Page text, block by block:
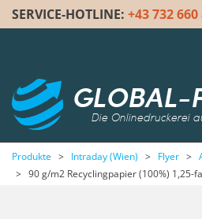
SERVICE-HOTLINE: +43 732 660
GLOBAL-
Die Onlinedruckerei
Produkte > Intraday (Wien) > Flyer >
> 90 g/m2 Recyclingpapier (100%) 1,25-